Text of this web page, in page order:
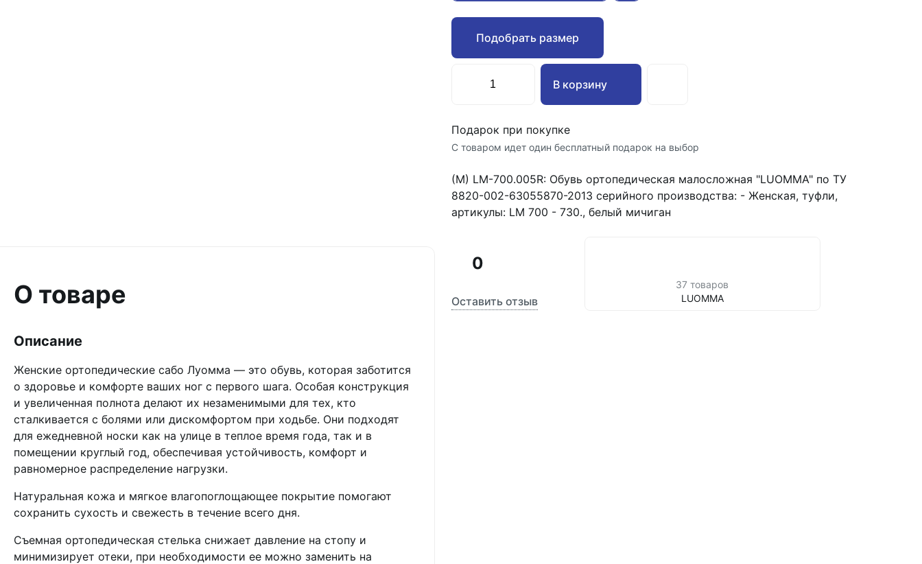
Подобрать размер
В корзину
Подарок при покупке
С товаром идет один бесплатный подарок на выбор
(М) LM-700.005R: Обувь ортопедическая малосложная "LUOMMA" по ТУ
8820-002-63055870-2013 серийного производства: - Женская, туфли,
артикулы: LM 700 - 730., белый мичиган
0
Оставить отзыв
37 товаров
LUOMMA
О товаре
Описание
Женские ортопедические сабо Луомма — это обувь, которая заботится
о здоровье и комфорте ваших ног с первого шага. Особая конструкция
и увеличенная полнота делают их незаменимыми для тех, кто
сталкивается с болями или дискомфортом при ходьбе. Они подходят
для ежедневной носки как на улице в теплое время года, так и в
помещении круглый год, обеспечивая устойчивость, комфорт и
равномерное распределение нагрузки.
Натуральная кожа и мягкое влагопоглощающее покрытие помогают
сохранить сухость и свежесть в течение всего дня.
Съемная ортопедическая стелька снижает давление на стопу и
минимизирует отеки, при необходимости ее можно заменить на